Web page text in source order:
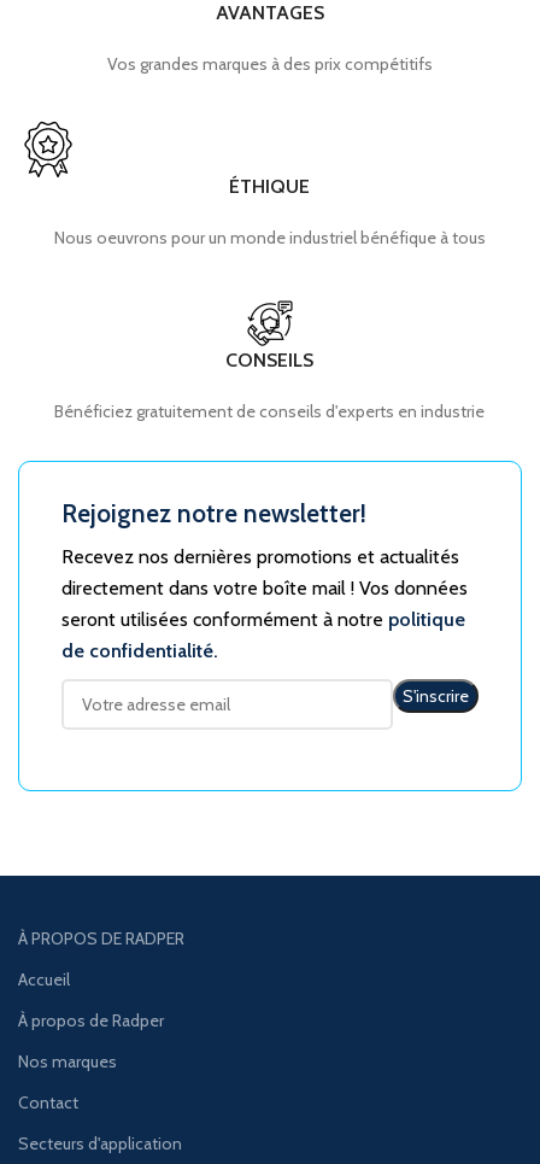
AVANTAGES
Vos grandes marques à des prix compétitifs
ÉTHIQUE
Nous oeuvrons pour un monde industriel bénéfique à tous
CONSEILS
Bénéficiez gratuitement de conseils d'experts en industrie
Rejoignez notre newsletter!
Recevez nos dernières promotions et actualités
directement dans votre boîte mail ! Vos données
seront utilisées conformément à notre politique
de confidentialité.
À PROPOS DE RADPER
Accueil
À propos de Radper
Nos marques
Contact
Secteurs d'application